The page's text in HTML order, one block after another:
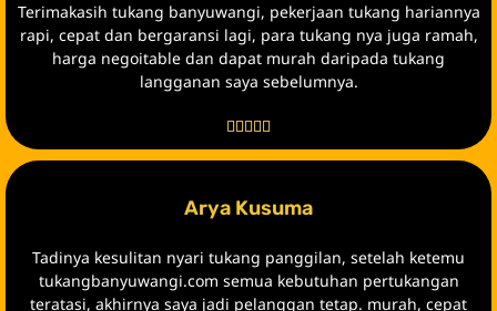
Terimakasih tukang banyuwangi, pekerjaan tukang hariannya
rapi, cepat dan bergaransi lagi, para tukang nya juga ramah,
harga negoitable dan dapat murah daripada tukang
langganan saya sebelumnya.
    
Arya Kusuma
Tadinya kesulitan nyari tukang panggilan, setelah ketemu
tukangbanyuwangi.com semua kebutuhan pertukangan
teratasi, akhirnya saya jadi pelanggan tetap. murah, cepat